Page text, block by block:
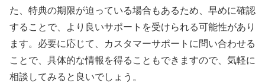
た、特典の期限が迫っている場合もあるため、早めに確認
することで、より良いサポートを受けられる可能性があり
ます。必要に応じて、カスタマーサポートに問い合わせる
ことで、具体的な情報を得ることもできますので、気軽に
相談してみると良いでしょう。